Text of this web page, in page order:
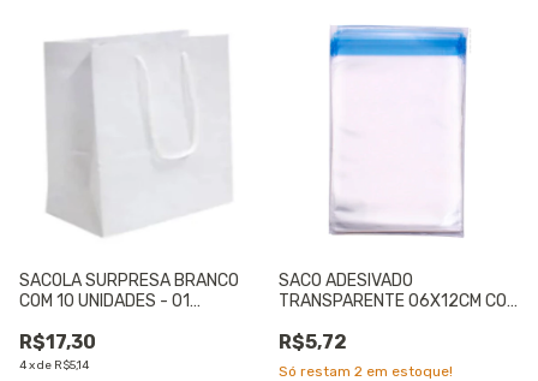
SACOLA SURPRESA BRANCO
COM 10 UNIDADES - 01
R$17,30
4xde R$5,14
SACO ADESIVADO
TRANSPARENTE 06X12CM COM
R$5,72
Só restam 2 em estoque!